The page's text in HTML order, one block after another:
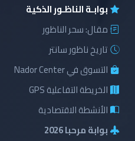
بوابـة الناظـور الذكية
مقال: سحر الناظور
تاريخ ناظور سانتر
التسوق في Nador Center
الخريطة التفاعلية GPS
الأنشطة الاقتصادية
بوابة مرحبا 2026